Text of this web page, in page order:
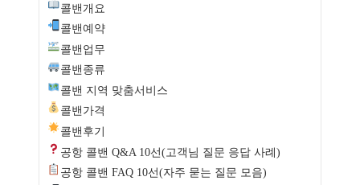
콜밴개요
콜밴예약
콜밴업무
콜밴종류
콜밴 지역 맞춤서비스
콜밴가격
콜밴후기
공항 콜밴 Q&A 10선(고객님 질문 응답 사례)
공항 콜밴 FAQ 10선(자주 묻는 질문 모음)